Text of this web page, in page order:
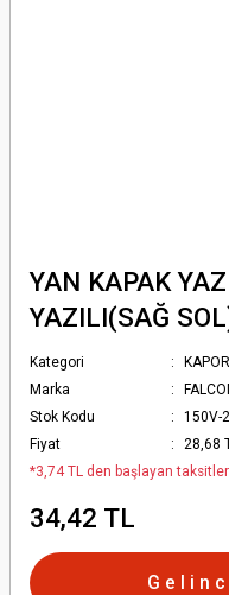
YAN KAPAK
YAZILI(SAĞ
Kategori
Marka
Stok Kodu
150V-
Fiyat
28,68
*3,74 TL den başlayan
34,42 TL